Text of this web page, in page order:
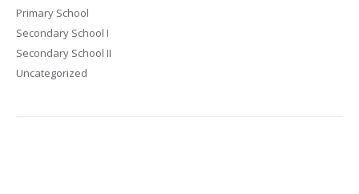
Primary School
Secondary School I
Secondary School II
Uncategorized